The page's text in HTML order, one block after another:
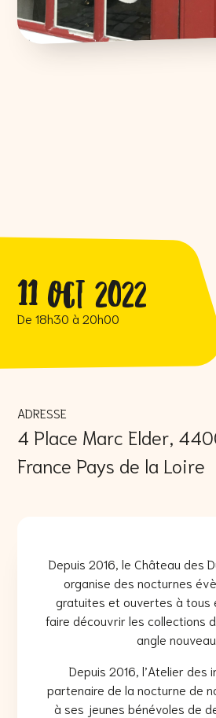
11 Oct 2022
De 18h30 à 20h00
ADRESSE
4 Place Marc Elder,
France Pays de la Loire
Depuis 2016, le Château des
organise des nocturnes
gratuites et ouvertes à tous
faire découvrir les collections
angle nouveau
Depuis 2016, l’Atelier des
partenaire de la nocturne de
à ses jeunes bénévoles de